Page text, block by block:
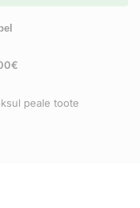
peale toote